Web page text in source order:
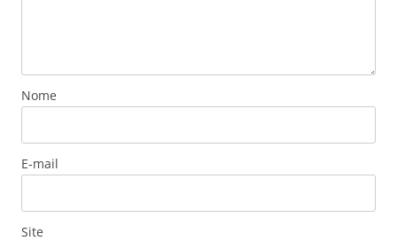
Nome
E-mail
Site